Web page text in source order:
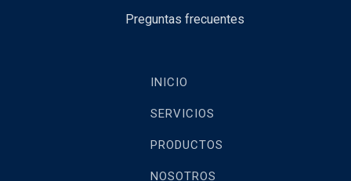
Preguntas frecuentes
INICIO
SERVICIOS
PRODUCTOS
NOSOTROS